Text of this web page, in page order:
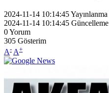
2024-11-14 10:14:45Yayınlanma
2024-11-14 10:14:45 Güncelleme
0Yorum
305 Gösterim
A- A+